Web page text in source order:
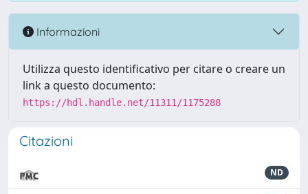
Informazioni
Utilizza questo identificativo per citare o creare un
link a questo documento:
https://hdl.handle.net/11311/1175288
Citazioni
ND